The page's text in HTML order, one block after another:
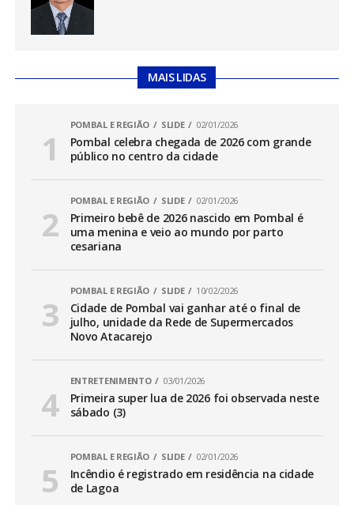
MAIS LIDAS
POMBAL E REGIÃO SLIDE 02/01/2026
Pombal celebra chegada de 2026 com grande
público no centro da cidade
POMBAL E REGIÃO SLIDE 02/01/2026
Primeiro bebê de 2026 nascido em Pombal é
uma menina e veio ao mundo por parto
cesariana
POMBAL E REGIÃO SLIDE 10/02/2026
Cidade de Pombal vai ganhar até o final de
julho, unidade da Rede de Supermercados
Novo Atacarejo
ENTRETENIMENTO 03/01/2026
Primeira super lua de 2026 foi observada neste
sábado (3)
POMBAL E REGIÃO SLIDE 02/01/2026
Incêndio é registrado em residência na cidade
de Lagoa